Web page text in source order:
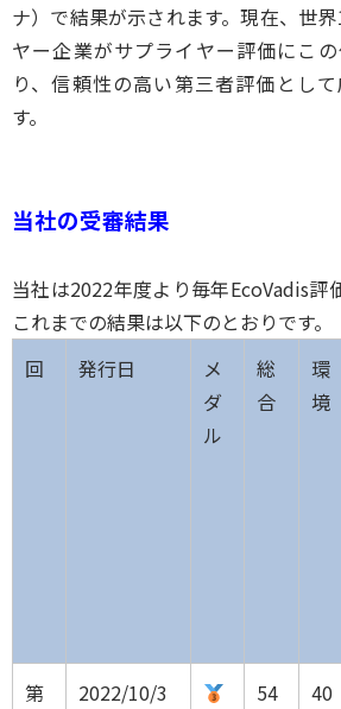
ナ）で結果が示されます。現在、世
ヤー企業がサプライヤー評価にこ
り、信頼性の高い第三者評価とし
す。
当社の受審結果
当社は2022年度より毎年EcoVadis評
これまでの結果は以下のとおりです。
回
発行日
メ
ダ
ル
総
合
環
境
第
2022/10/3
54 40